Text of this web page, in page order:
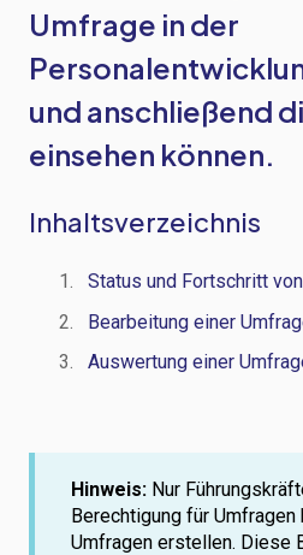
Umfrage in der
und anschließend
einsehen können.
Inhaltsverzeichnis
Status und Fortschritt
Bearbeitung einer
Auswertung einer
Hinweis: Nur
Berechtigung für Umfragen
Umfragen erstellen. Diese